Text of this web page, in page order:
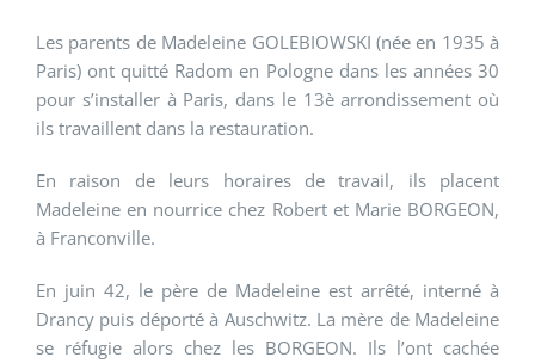
Les parents de Madeleine GOLEBIOWSKI (née en 1935 à
Paris) ont quitté Radom en Pologne dans les années 30
pour s’installer à Paris, dans le 13è arrondissement où
ils travaillent dans la restauration.
En raison de leurs horaires de travail, ils placent
Madeleine en nourrice chez Robert et Marie BORGEON,
à Franconville.
En juin 42, le père de Madeleine est arrêté, interné à
Drancy puis déporté à Auschwitz. La mère de Madeleine
se réfugie alors chez les BORGEON. Ils l’ont cachée